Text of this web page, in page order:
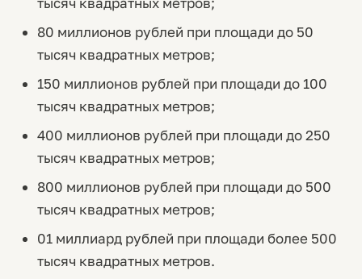
80 миллионов рублей при площади до 50
тысяч квадратных метров;
150 миллионов рублей при площади до 100
тысяч квадратных метров;
400 миллионов рублей при площади до 250
тысяч квадратных метров;
800 миллионов рублей при площади до 500
тысяч квадратных метров;
01 миллиард рублей при площади более 500
тысяч квадратных метров.